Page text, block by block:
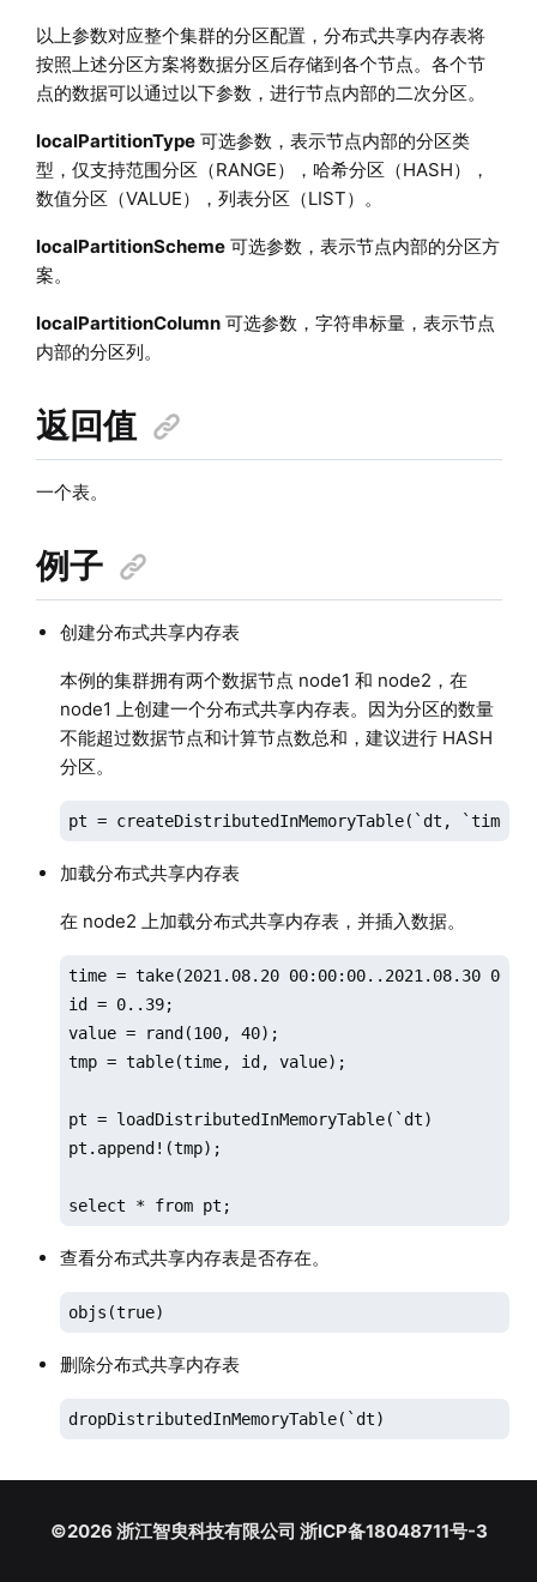
以上参数对应整个集群的分区配置，分布式共享内存表将
按照上述分区方案将数据分区后存储到各个节点。各个节
点的数据可以通过以下参数，进行节点内部的二次分区。
localPartitionType可选参数，表示节点内部的分区类
型，仅支持范围分区（RANGE），哈希分区（HASH），
数值分区（VALUE），列表分区（LIST）。
localPartitionScheme可选参数，表示节点内部的分区方
案。
localPartitionColumn可选参数，字符串标量，表示节点
内部的分区列。
返回值
一个表。
例子
创建分布式共享内存表
本例的集群拥有两个数据节点 node1 和 node2，在
node1 上创建一个分布式共享内存表。因为分区的数量
不能超过数据节点和计算节点数总和，建议进行 HASH
分区。
pt = createDistributedInMemoryTable(`dt,
加载分布式共享内存表
在 node2 上加载分布式共享内存表，并插入数据。
time = take(2021.08.20 00:00:00..2021.08.30
id = 0..39;
value = rand(100, 40);
tmp = table(time, id, value);
pt = loadDistributedInMemoryTable(`dt)
pt.append!(tmp);
select * from pt;
查看分布式共享内存表是否存在。
objs(true)
删除分布式共享内存表
dropDistributedInMemoryTable(`dt)
©2026 浙江智臾科技有限公司 浙ICP备18048711号-3